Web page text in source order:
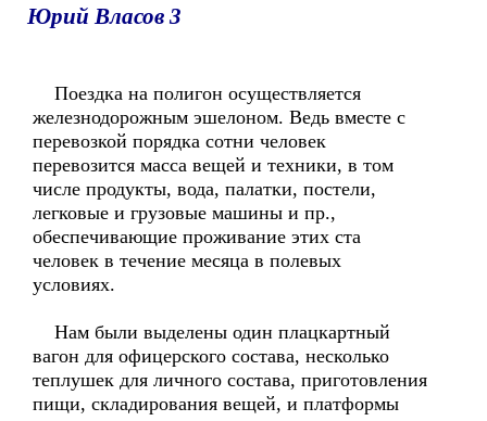
Юрий Власов 3
Поездка на полигон осуществляется
железнодорожным эшелоном. Ведь вместе с
перевозкой порядка сотни человек
перевозится масса вещей и техники, в том
числе продукты, вода, палатки, постели,
легковые и грузовые машины и пр.,
обеспечивающие проживание этих ста
человек в течение месяца в полевых
условиях.
Нам были выделены один плацкартный
вагон для офицерского состава, несколько
теплушек для личного состава, приготовления
пищи, складирования вещей, и платформы